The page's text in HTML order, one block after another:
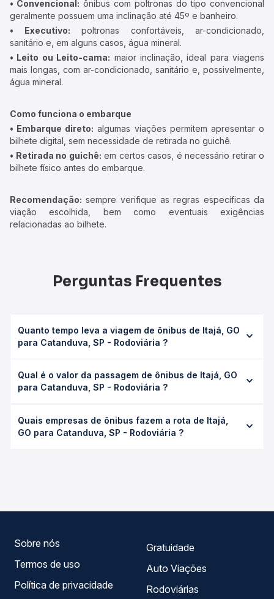
• Convencional: ônibus com poltronas do tipo convencional
geralmente possuem uma inclinação até 45º e banheiro.
• Executivo: poltronas confortáveis, ar-condicionado,
sanitário e, em alguns casos, água mineral.
• Leito ou Leito-cama: maior inclinação, ideal para viagens
mais longas, com ar-condicionado, sanitário e, possivelmente,
água mineral.
Como funciona o embarque
• Embarque direto: algumas viações permitem apresentar o
bilhete digital, sem necessidade de retirada no guichê.
• Retirada no guichê: em certos casos, é necessário retirar o
bilhete físico antes do embarque.
Recomendação: sempre verifique as regras específicas da
viação escolhida, bem como eventuais exigências
relacionadas ao bilhete.
Perguntas Frequentes
Quanto tempo leva a viagem de ônibus de Itajá, GO
para Catanduva, SP - Rodoviária ?
Rodoviária leva em média 8h 45min, podendo variar
conforme a viação, o tipo de serviço (convencional,
duração exata de cada opção na data desejada.
Qual é o valor da passagem de ônibus de Itajá, GO
para Catanduva, SP - Rodoviária ?
Catanduva, SP - Rodoviária custa em média R$ 203,79 e
varia conforme a data da viagem, a empresa, o tipo de
Quais empresas de ônibus fazem a rota de Itajá,
GO para Catanduva, SP - Rodoviária ?
Sobre nós
Termos de uso
Política de privacidade
Gratuidade
Auto Viações
Rodoviárias